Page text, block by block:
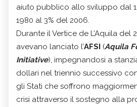
aiuto pubblico allo sviluppo dal
1980 al 3% del 2006.
Durante il Vertice de L’Aquila del
avevano lanciato l’AFSI (Aquila
Initiative), impegnandosi a
dollari nel triennio successivo
gli Stati che soffrono
crisi attraverso il sostegno alla